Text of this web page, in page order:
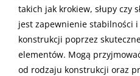
takich jak krokiew, słupy czy
jest zapewnienie stabilności i
konstrukcji poprzez
elementów. Mogą
od rodzaju konstrukcji oraz